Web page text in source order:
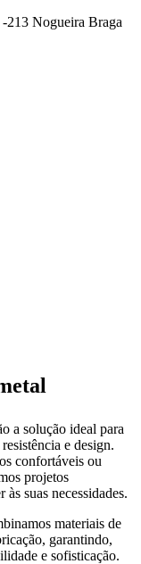
213 Nogueira Braga
a solução ideal para
e design.
confortáveis ou
projetos
suas necessidades.
materiais de
garantindo,
e sofisticação.